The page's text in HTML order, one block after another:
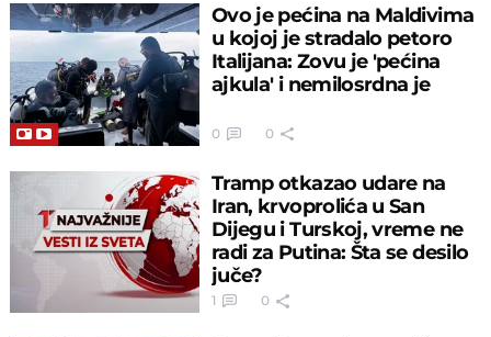
Ovo je pećina na Maldivima
u kojoj je stradalo petoro
Italijana: Zovu je 'pećina
ajkula' i nemilosrdna je
0 0
Tramp otkazao udare na
Iran, krvoprolića u San
Dijegu i Turskoj, vreme ne
radi za Putina: Šta se desilo
juče?
1 0